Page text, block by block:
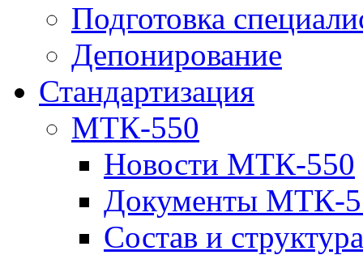
Подготовка
Депонирование
Стандартизация
МТК-550
Новости МТК-550
Документы МТК-
Состав и структура